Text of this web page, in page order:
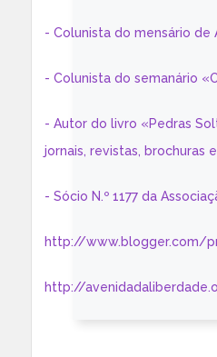
- Colunista do mensário de
- Colunista do semanário
- Autor do livro «Pedras
jornais, revistas, brochuras
- Sócio N.º 1177 da
http://www.blogger.com/
http://